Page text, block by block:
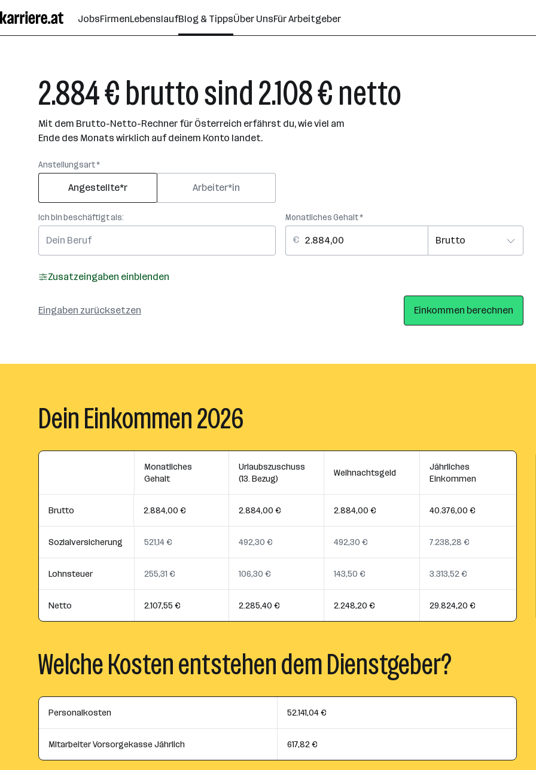
Seiteninhalt
springen
JobsFirmenLebenslaufBlog & TippsÜber UnsFür Arbeitgeber
2.884 € brutto sind 2.108 € netto
Mit dem Brutto-Netto-Rechner für Österreich erfährst du, wie viel am
Ende des Monats wirklich auf deinem Konto landet.
Anstellungsart *
Angestellte*r Arbeiter*in
Ich bin beschäftigt als: Monatliches Gehalt *
Zusatzeingaben einblenden
Eingaben zurücksetzen Einkommen berechnen
Dein Einkommen 2026
Monatliches
Gehalt
Urlaubszuschuss
(13. Bezug)
Weihnachtsgeld
Jährliches
Einkommen
Brutto 2.884,00 € 2.884,00 € 2.884,00 € 40.376,00 €
Sozialversicherung 521,14 € 492,30 € 492,30 € 7.238,28 €
Lohnsteuer 255,31 € 106,30 € 143,50 € 3.313,52 €
Netto 2.107,55 € 2.285,40 € 2.248,20 € 29.824,20 €
Welche Kosten entstehen dem Dienstgeber?
Personalkosten 52.141,04 €
Mitarbeiter Vorsorgekasse Jährlich 617,82 €